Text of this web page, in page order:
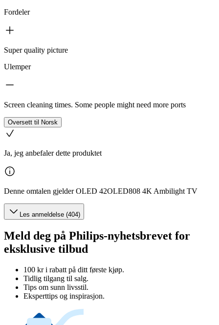
Fordeler
Super quality picture
Ulemper
Screen cleaning times. Some people might need more ports
Oversett til Norsk
Ja, jeg anbefaler dette produktet
Denne omtalen gjelder OLED 42OLED808 4K Ambilight TV
Les anmeldelse (404)
Meld deg på Philips-nyhetsbrevet for
eksklusive tilbud
100 kr i rabatt på ditt første kjøp.
Tidlig tilgang til salg.
Tips om sunn livsstil.
Eksperttips og inspirasjon.